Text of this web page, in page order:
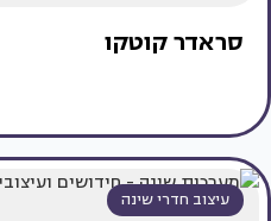
סראדר קוטקו
עיצוב חדרי שינה